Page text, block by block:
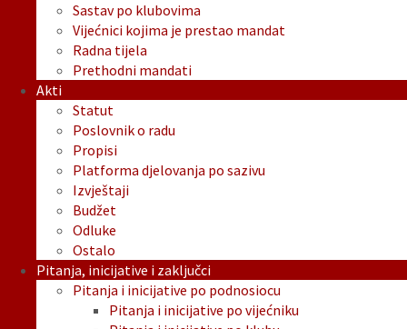
Sastav po klubovima
Vijećnici kojima je prestao mandat
Radna tijela
Prethodni mandati
Akti
Statut
Poslovnik o radu
Propisi
Platforma djelovanja po sazivu
Izvještaji
Budžet
Odluke
Ostalo
Pitanja, inicijative i zaključci
Pitanja i inicijative po podnosiocu
Pitanja i inicijative po vijećniku